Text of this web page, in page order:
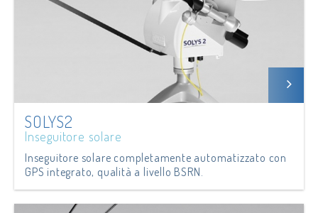
SOLYS2
Inseguitore solare
Inseguitore solare completamente automatizzato con
GPS integrato, qualità a livello BSRN.